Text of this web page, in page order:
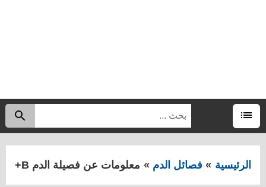
القائمة
عن:
الرئيسية فصائل الدم معلومات عن فصيلة الدم B+